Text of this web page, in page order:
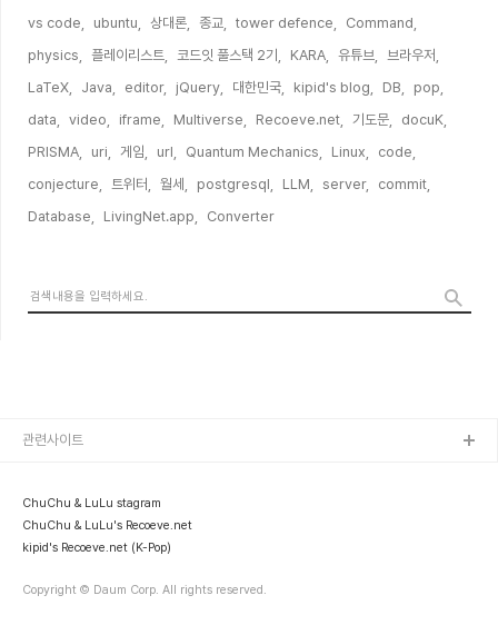
vs code,
ubuntu, 상대론, 종교, tower defence,
Command,
physics,
플레이리스트, 코드잇 풀스택 2기, KARA, 유튜브,
브라우저,
LaTeX,
Java, editor, jQuery, 대한민국, kipid's blog, DB,
pop,
data,
video, iframe, Multiverse, Recoeve.net, 기도문,
docuK,
PRISMA,
uri, 게임, url, Quantum Mechanics, Linux,
code,
conjecture,
트위터, 월세, postgresql, LLM, server,
commit,
Database,
LivingNet.app, Converter,
ChuChu & LuLu stagram
ChuChu & LuLu's Recoeve.net
kipid's Recoeve.net (K-Pop)
Copyright © Daum Corp. All rights reserved.
관련사이트